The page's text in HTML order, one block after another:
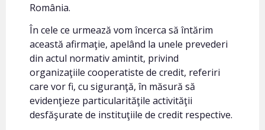
România.
În cele ce urmează vom încerca să întărim
această afirmaţie, apelând la unele prevederi
din actul normativ amintit, privind
organizaţiile cooperatiste de credit, referiri
care vor fi, cu siguranţă, în măsură să
evidenţieze particularităţile activităţii
desfăşurate de instituţiile de credit respective.